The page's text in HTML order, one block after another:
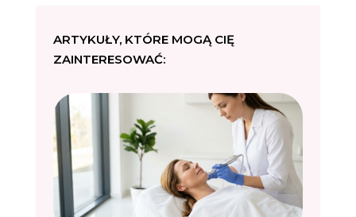
ARTYKUŁY, KTÓRE MOGĄ CIĘ
ZAINTERESOWAĆ: